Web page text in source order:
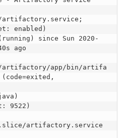
artifactory.service;
enabled)
ago
artifactory/app/bin/artifa